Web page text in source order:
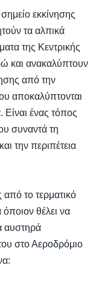
εκκίνησης
τα αλπικά
της Κεντρικής
και ανακαλύπτουν
από την
αποκαλύπτονται
ένας τόπος
συναντά τη
την περιπέτεια
από το τερματικό
όποιον θέλει να
αυστηρά
στο Αεροδρόμιο